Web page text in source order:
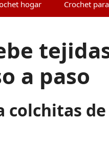
hogar Crochet
a paso
colchitas